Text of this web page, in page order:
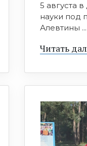
5 августа
науки под
Алевтины ...
Читать